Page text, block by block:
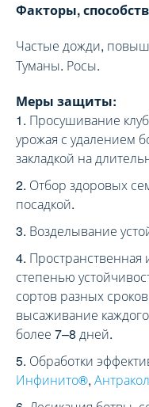
Факторы,
Частые дожди,
Туманы. Росы.
Меры защиты:
Просушивание
урожая с удалением
закладкой на
Отбор здоровых
посадкой.
Возделывание
Пространственная
степенью
сортов разных
высаживание
более 7–8 дней.
Обработки
Инфинито®,